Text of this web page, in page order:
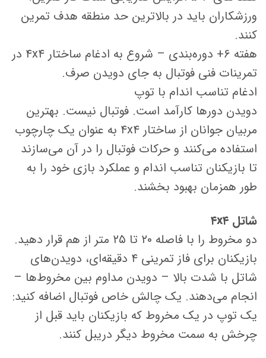
ورزشکاران باید در بالاترین حد منطقه هدف تمرین
کنند.
هفته ۶+ دوره‌بندی – شروع به ادغام ساختار ۴x۴ در
تمرینات فنی فوتبال به جای دویدن صرف.
ادغام تناسب اندام با توپ
دویدن دورها کارآمد است. فوتبال نیست. بهترین
مربیان جوانان از ساختار ۴x۴ به عنوان یک چارچوب
استفاده می‌کنند و حرکات فوتبال را در آن می‌سازند
تا بازیکنان تناسب اندام و عملکرد بازی خود را به
طور همزمان بهبود بخشند.
شاتل ۴x۴
دو مخروط را با فاصله ۲۰ تا ۲۵ متر از هم قرار دهید.
بازیکنان برای فاز تمرینی ۴ دقیقه‌ای، دویدن‌های
شاتل با شدت بالا – دویدن مداوم بین مخروط‌ها –
انجام می‌دهند. یک چالش خاص فوتبال اضافه کنید:
یک توپ در یک مخروط که بازیکنان باید قبل از
چرخش به سمت مخروط دیگر دریبل کنند.